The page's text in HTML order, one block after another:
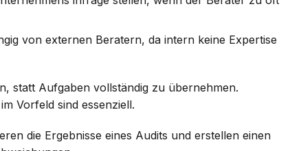
von externen Beratern, da intern keine Expertise
statt Aufgaben vollständig zu übernehmen.
Vorfeld sind essenziell.